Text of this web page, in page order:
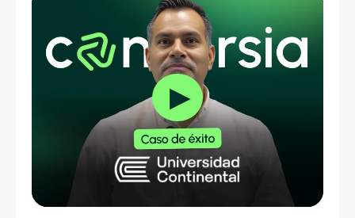
▶